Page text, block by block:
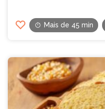
Mais de 45 min